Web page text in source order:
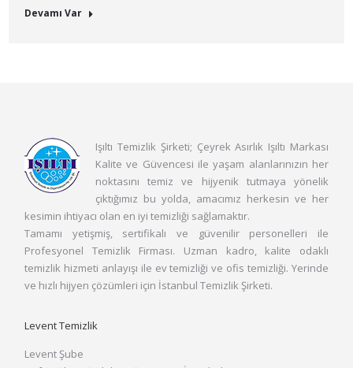
Devamı Var
Işıltı Temizlik Şirketi; Çeyrek Asırlık Işıltı Markası
Kalite ve Güvencesi ile yaşam alanlarınızın her
noktasını temiz ve hijyenik tutmaya yönelik
çıktığımız bu yolda, amacımız herkesin ve her
kesimin ihtiyacı olan en iyi temizliği sağlamaktır.
Tamamı yetişmiş, sertifikalı ve güvenilir personelleri ile
Profesyonel Temizlik Firması. Uzman kadro, kalite odaklı
temizlik hizmeti anlayışı ile ev temizliği ve ofis temizliği. Yerinde
ve hızlı hijyen çözümleri için İstanbul Temizlik Şirketi.
Levent Temizlik
Levent Şube